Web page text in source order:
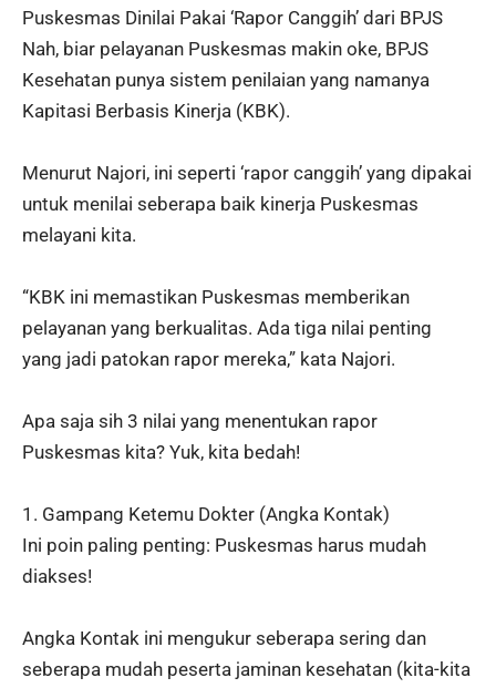
Puskesmas Dinilai Pakai ‘Rapor Canggih’ dari BPJS
Nah, biar pelayanan Puskesmas makin oke, BPJS
Kesehatan punya sistem penilaian yang namanya
Kapitasi Berbasis Kinerja (KBK).
Menurut Najori, ini seperti ‘rapor canggih’ yang dipakai
untuk menilai seberapa baik kinerja Puskesmas
melayani kita.
“KBK ini memastikan Puskesmas memberikan
pelayanan yang berkualitas. Ada tiga nilai penting
yang jadi patokan rapor mereka,” kata Najori.
Apa saja sih 3 nilai yang menentukan rapor
Puskesmas kita? Yuk, kita bedah!
1. Gampang Ketemu Dokter (Angka Kontak)
Ini poin paling penting: Puskesmas harus mudah
diakses!
Angka Kontak ini mengukur seberapa sering dan
seberapa mudah peserta jaminan kesehatan (kita-kita